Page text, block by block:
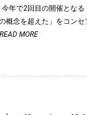
年で2回目の開催となる
概念を超えた」をコン
MORE